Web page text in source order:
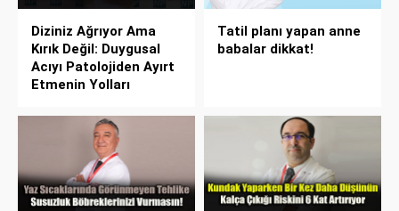
Diziniz Ağrıyor Ama
Kırık Değil: Duygusal
Acıyı Patolojiden Ayırt
Etmenin Yolları
Tatil planı yapan anne
babalar dikkat!